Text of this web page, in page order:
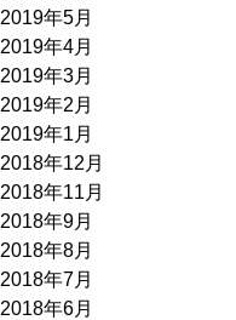
2019年5月
2019年4月
2019年3月
2019年2月
2019年1月
2018年12月
2018年11月
2018年9月
2018年8月
2018年7月
2018年6月